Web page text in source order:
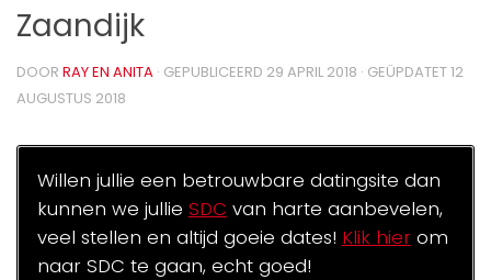
Zaandijk
DOOR RAY EN ANITA · GEPUBLICEERD 29 APRIL 2018 · GEÜPDATET12
AUGUSTUS 2018
Willen jullie een betrouwbare datingsite dan
kunnen we jullie SDC van harte aanbevelen,
veel stellen en altijd goeie dates! Klik hierom
naar SDC te gaan, echt goed!